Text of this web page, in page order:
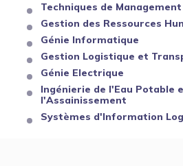
Techniques de Management
Gestion des Ressources
Génie Informatique
Gestion Logistique et
Génie Electrique
Ingénierie de l'Eau Potable
l'Assainissement
Systèmes d'Information